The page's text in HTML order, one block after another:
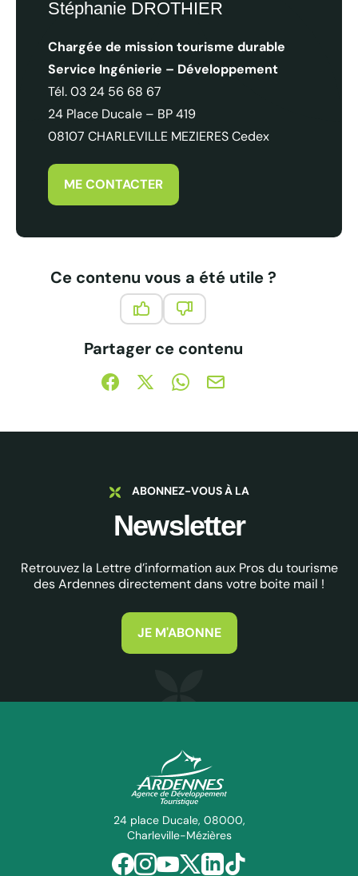
Stéphanie DROTHIER
Chargée de mission tourisme durable
Service Ingénierie – Développement
Tél. 03 24 56 68 67
24 Place Ducale – BP 419
08107 CHARLEVILLE MEZIERES Cedex
ME CONTACTER
Ce contenu vous a été utile ?
Partager ce contenu
Partager sur Facebook (nouvelle fenêtre)
Partager sur X / Twitter (nouvelle
Partager sur WhatsApp
Partager par mail
ABONNEZ-VOUS À LA
Newsletter
Retrouvez la Lettre d’information aux Pros du tourisme
des Ardennes directement dans votre boite mail !
JE M'ABONNE
ADT des Ardennes Pro
24 place Ducale, 08000,
Charleville-Mézières